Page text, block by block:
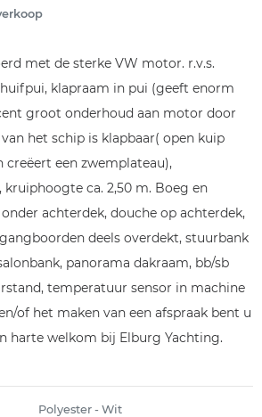
met de sterke VW motor. r.v.s.
klapraam in pui (geeft enorm
groot onderhoud aan motor door
het schip is klapbaar( open kuip
een zwemplateau),
ca. 2,50 m. Boeg en
achterdek, douche op achterdek,
deels overdekt, stuurbank
panorama dakraam, bb/sb
temperatuur sensor in machine
of het maken van een afspraak bent u
harte welkom bij Elburg Yachting.
Polyester - Wit